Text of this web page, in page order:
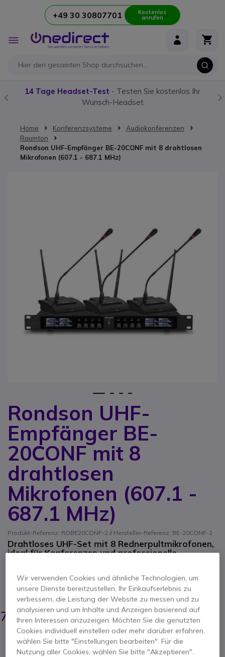
Zum Inhalt springen+49 30 30807701 Kostenlos
anrufen
Navigation
umschalten
14 Tage Headset-Test - Testen Sie kostenlos Ihr
Wunsch-Headset
Home Konferenzsysteme
Audiokonferenzen
Raumton
Rondson UHF-Empfänger BE-20CONF mit 8 drahtlosen
Mikrofonen (607.1 - 687.1 MHz)
Rondson UHF-
Empfänger BE-
20CONF mit 8
drahtlosen
Mikrofonen (607.1 -
687.1 MHz)
Produkt-Referenz: ROBE20CONF-2 // Hersteller-Referenz: BE-20CONF-2
Drahtloses UHF-Set mit 8 Rednerpultmikrofonen,
ideal für Konferenzen und professionelle
ERSPARNIS 230,00 €
949,95 €
719,95 €- 856,74 € Inkl. MwSt.
Anzahl
IN DEN WARENKORB
Zum Anfang der Bildgalerie springen
Wir verwenden Cookies und ähnliche Technologien, um
unsere Dienste bereitzustellen, Ihr Einkaufserlebnis zu
verbessern, die Leistung der Website zu messen und zu
analysieren und um Inhalte und Anzeigen basierend auf
Ihren Interessen anzuzeigen. Möchten Sie die genutzten
Cookies individuell einstellen oder mehr darüber erfahren,
wählen Sie bitte "Einstellungen bearbeiten". Für die
Nutzung aller Cookies, wählen Sie bitte "Akzeptieren".